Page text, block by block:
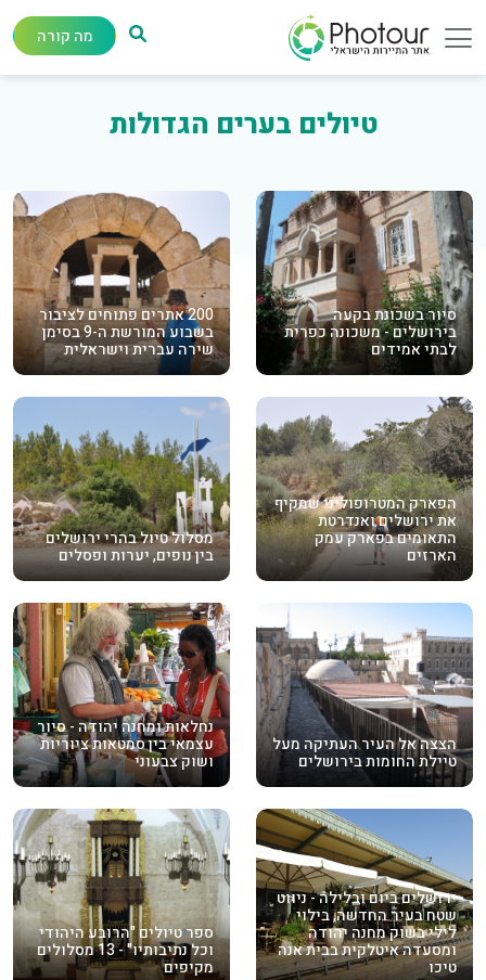
מה קורה
טיולים בערים הגדולות
סיור בשכונת בקעה
בירושלים - משכונה כפרית
לבתי אמידים
200 אתרים פתוחים לציבור
בשבוע המורשת ה-9 בסימן
שירה עברית וישראלית
הפארק המטרופוליני שמקיף
את ירושלים ואנדרטת
התאומים בפארק עמק
הארזים
מסלול טיול בהרי ירושלים
בין נופים, יערות ופסלים
הצצה אל העיר העתיקה מעל
טיילת החומות בירושלים
נחלאות ומחנה יהודה - סיור
עצמאי בין סמטאות ציוריות
ושוק צבעוני
ירושלים ביום ובלילה - ניווט
שטח בעיר החדשה, בילוי
לילי בשוק מחנה יהודה
ומסעדה איטלקית בבית אנה
טיכו
ספר טיולים "הרובע היהודי
וכל נתיבותיו" - 13 מסלולים
מקיפים